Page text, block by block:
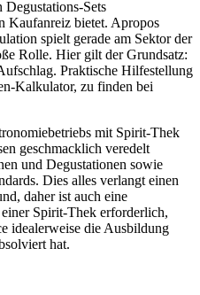
Degustations-Sets
Kaufanreiz bietet. Apropos
spielt gerade am Sektor der
Rolle. Hier gilt der Grundsatz:
Praktische Hilfestellung
Kalkulator, zu finden bei
mit Spirit-Thek
geschmacklich veredelt
und Degustationen sowie
Dies alles verlangt einen
daher ist auch eine
Spirit-Thek erforderlich,
idealerweise die Ausbildung
hat.